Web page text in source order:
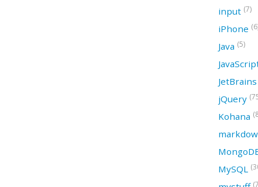
input (7)
iPhone
Java (5)
JetBrains
jQuery
Kohana
MySQL